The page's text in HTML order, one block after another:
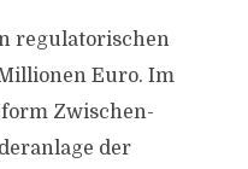
regula­torischen
Euro. Im
Zwischen­
der